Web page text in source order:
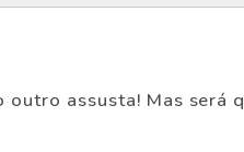
outro assusta! Mas